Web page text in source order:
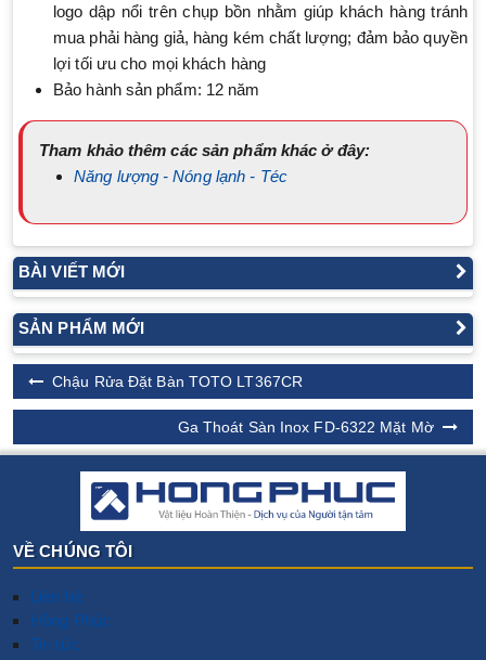
logo dập nổi trên chụp bồn nhằm giúp khách hàng tránh
mua phải hàng giả, hàng kém chất lượng; đảm bảo quyền
lợi tối ưu cho mọi khách hàng
Bảo hành sản phẩm: 12 năm
Tham khảo thêm các sản phẩm khác ở đây:
Năng lượng - Nóng lạnh - Téc
BÀI VIẾT MỚI
SẢN PHẨM MỚI
Chậu Rửa Đặt Bàn TOTO LT367CR
Ga Thoát Sàn Inox FD-6322 Mặt Mờ
VỀ CHÚNG TÔI
Liên hệ
Hồng Phúc
Tin tức